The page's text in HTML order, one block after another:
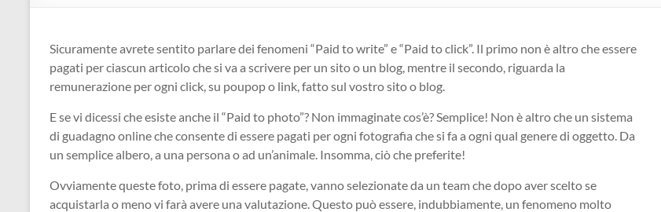
Sicuramente avrete sentito parlare dei fenomeni “Paid to write” e “Paid to click”. Il primo non è altro che essere
pagati per ciascun articolo che si va a scrivere per un sito o un blog, mentre il secondo, riguarda la
remunerazione per ogni click, su poupop o link, fatto sul vostro sito o blog.
E se vi dicessi che esiste anche il “Paid to photo”? Non immaginate cos’è? Semplice! Non è altro che un sistema
di guadagno online che consente di essere pagati per ogni fotografia che si fa a ogni qual genere di oggetto. Da
un semplice albero, a una persona o ad un’animale. Insomma, ciò che preferite!
Ovviamente queste foto, prima di essere pagate, vanno selezionate da un team che dopo aver scelto se
acquistarla o meno vi farà avere una valutazione. Questo può essere, indubbiamente, un fenomeno molto